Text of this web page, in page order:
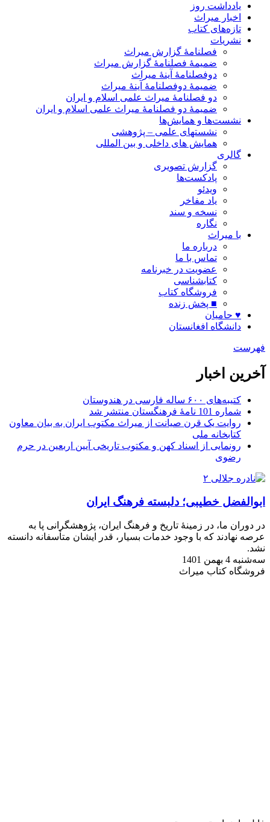
یادداشت روز
اخبار میراث
تازه‌های کتاب
نشریات
فصلنامۀ گزارش میراث
ضمیمۀ فصلنامۀ گزارش میراث
دوفصلنامۀ آینۀ میراث
ضمیمۀ دوفصلنامۀ آینۀ میراث
دو فصلنامۀ میراث علمی اسلام و ایران
ضمیمۀ دو فصلنامۀ میراث علمی اسلام و ایران
نشست‌ها و همایش‌ها
نشستهای علمی – پژوهشی
همایش های داخلی و بین المللی
گالری
گزارش تصویری
پادکست‌ها
ویدئو
یاد مفاخر
نسخه و سند
نگاره
با میراث
درباره ما
تماس با ما
عضویت در خبرنامه
کتابشناسی
فروشگاه کتاب
■ پخش زنده
♥ حامیان
دانشگاه افغانستان
فهرست
آخرین اخبار
کتیبه‌های ۶۰۰ ساله فارسی در هندوستان
شماره 101 نامۀ فرهنگستان منتشر شد
روایت یک قرن صیانت از میراث مکتوب ایران به بیان معاون
کتابخانه ملی
رونمایی از اسناد کهن و مکتوب تاریخی آیین اربعین در حرم
رضوی
ابوالفضل خطیبی؛ دلبسته فرهنگ ایران
در دوران ما، در زمینۀ تاریخ و فرهنگ ایران، پژوهشگرانی پا به
عرصه نهادند که با وجود خدمات بسیار، قدر ایشان متأسفانه دانسته
نشد.
سه‌شنبه 4 بهمن 1401
فروشگاه کتاب میراث